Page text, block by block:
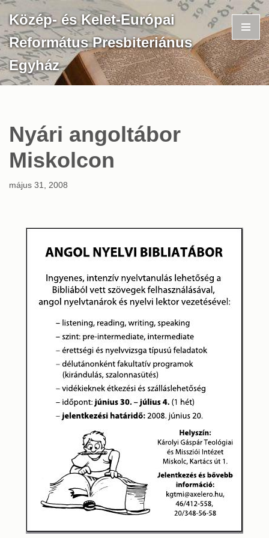
Skip
to
content
Közép- és Kelet-Európai
Református Presbiteriánus
Egyház
Nyári angoltábor
Miskolcon
május 31, 2008